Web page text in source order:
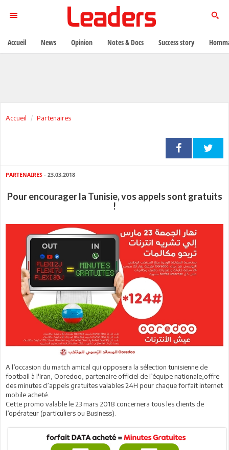
Accueil Partenaires
PARTENAIRES - 23.03.2018
Pour encourager la Tunisie, vos appels sont gratuits
!
A l’occasion du match amical qui opposera la sélection tunisienne de
football à l'Iran, Ooredoo, partenaire officiel de l’équipe nationale,offre
des minutes d’appels gratuites valables 24H pour chaque forfait internet
mobile acheté.
Cette promo valable le 23 mars 2018 concernera tous les clients de
l’opérateur (particuliers ou Business).
Accueil News Opinion Notes & Docs Success story